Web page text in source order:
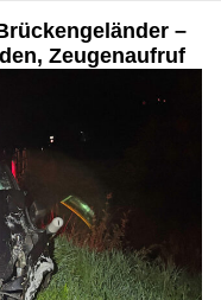
–
Zeugenaufruf